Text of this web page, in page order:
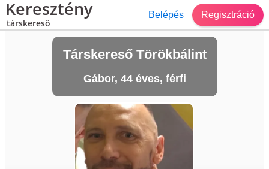
Keresztény
társkereső
Belépés Regisztráció
Társkereső Törökbálint
Gábor, 44 éves, férfi